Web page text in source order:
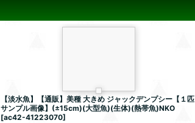
【淡水魚】【通販】美種 大きめ ジャックデンプシー【１匹
サンプル画像】(±15cm)(大型魚)(生体)(熱帯魚)NKO
[ac42-41223070]